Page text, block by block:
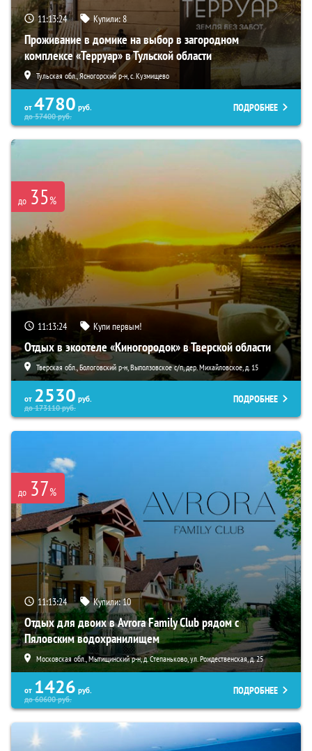
11:13:23 Купили:8
Проживание в домике на выбор в загородном
комплексе «Терруар» в Тульской области
Тульская обл., Ясногорский р-н, с. Кузмищево
от 4780 руб.
до57400руб.
ПОДРОБНЕЕ
до 35%
11:13:23 Купи первым!
Отдых в экоотеле «Киногородок» в Тверской области
Тверская обл., Бологовский р-н, Выползовское с/п, дер. Михайловское, д. 15
от 2530 руб.
до173110руб.
ПОДРОБНЕЕ
до 37%
11:13:23 Купили:10
Отдых для двоих в Avrora Family Club рядом с
Пяловским водохранилищем
Московская обл., Мытищинский р-н, д. Степаньково, ул. Рождественская, д. 25
от 1426 руб.
до60600руб.
ПОДРОБНЕЕ